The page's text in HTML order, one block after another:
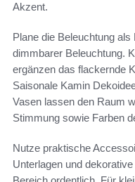
Akzent.
Plane die Beleuchtung
dimmbarer Beleuchtung.
ergänzen das flackernde
Saisonale Kamin
Vasen lassen den Raum
Stimmung sowie Farben
Nutze praktische
Unterlagen und